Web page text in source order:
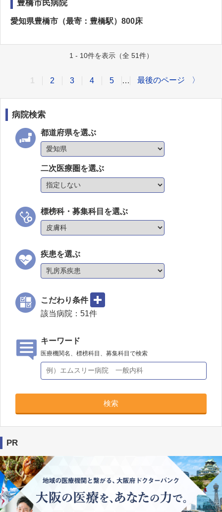
豊橋市民病院
愛知県豊橋市（最寄：豊橋駅）800床
1 - 10件を表示（全 51件）
2 3 4 5 … 最後のページ 〉
病院検索
都道府県を選ぶ
二次医療圏を選ぶ
標榜科・募集科目を選ぶ
疾患を選ぶ
こだわり条件
該当病院： 51件
キーワード
医療機関名、標榜科目、募集科目で検索
検索
PR